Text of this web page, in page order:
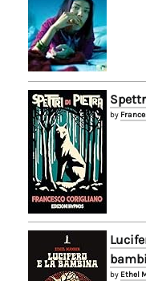
by
by Ethel